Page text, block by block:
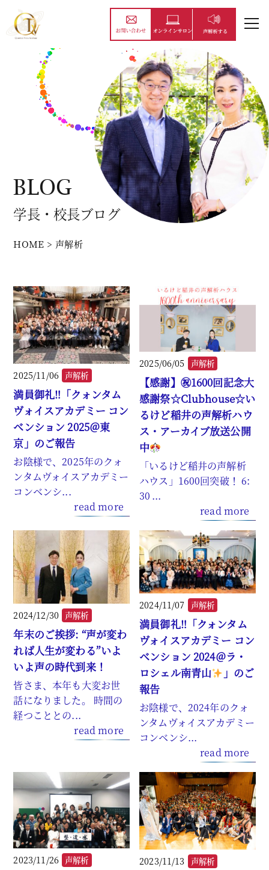
BLOG
学長・校長ブログ
HOME > 声解析
2025/11/06 声解析
満員御礼‼「クォンタム
ヴォイスアカデミー コン
ベンション 2025＠東
京」のご報告
お陰様で、2025年のクォ
ンタムヴォイスアカデミー
コンベンシ...
read more
2025/06/05 声解析
【感謝】㊗1600回記念大
感謝祭☆Clubhouse☆い
るけど稲井の声解析ハウ
ス・アーカイブ放送公開
中
「いるけど稲井の声解析
ハウス」1600回突破！ 6:
30 ...
read more
2024/12/30 声解析
年末のご挨拶: “声が変わ
れば人生が変わる”いよ
いよ声の時代到来！
皆さま、本年も大変お世
話になりました。 時間の
経つこととの...
read more
2024/11/07 声解析
満員御礼‼「クォンタム
ヴォイスアカデミー コン
ベンション 2024＠ラ・
ロシェル南青山
」のご
報告
お陰様で、2024年のクォ
ンタムヴォイスアカデミー
コンベンシ...
read more
2023/11/26 声解析 2023/11/13 声解析